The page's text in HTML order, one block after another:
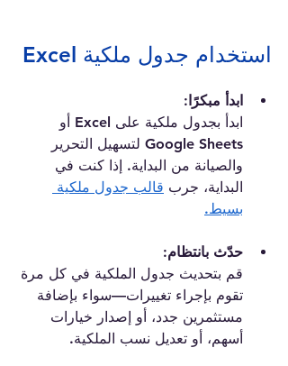
استخدام جدول ملكية Excel
ابدأ مبكرًا:
ابدأ بجدول ملكية على Excel أو
Google Sheets لتسهيل التحرير
والصيانة من البداية. إذا كنت في
البداية، جرب قالب جدول ملكية
بسيط.
حدّث بانتظام:
قم بتحديث جدول الملكية في كل مرة
تقوم بإجراء تغييرات—سواء بإضافة
مستثمرين جدد، أو إصدار خيارات
أسهم، أو تعديل نسب الملكية.